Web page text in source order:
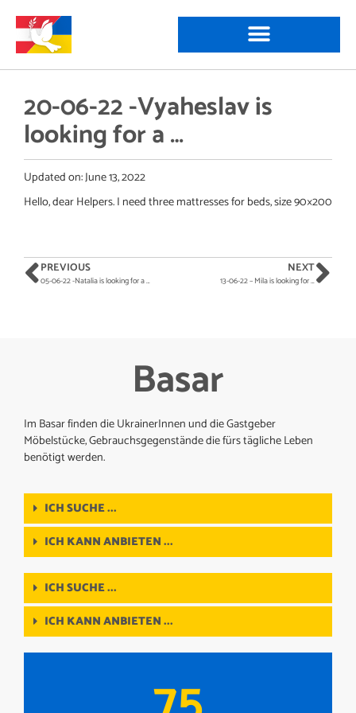
20-06-22 -Vyaheslav is
looking for a …
Updated on:June 13, 2022
Hello, dear Helpers. I need three mattresses for beds, size 90×200
PREVIOUS
05-06-22 -Natalia is looking for a …
NEXT
13-06-22 – Mila is looking for …
Basar
Im Basar finden die UkrainerInnen und die Gastgeber
Möbelstücke, Gebrauchsgegenstände die fürs tägliche Leben
benötigt werden.
ICH SUCHE ...
ICH KANN ANBIETEN ...
ICH SUCHE ...
ICH KANN ANBIETEN ...